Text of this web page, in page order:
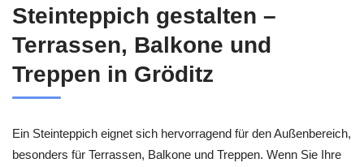
Steinteppich gestalten –
Terrassen, Balkone und
Treppen in Gröditz
Ein Steinteppich eignet sich hervorragend für den Außenbereich,
besonders für Terrassen, Balkone und Treppen. Wenn Sie Ihre